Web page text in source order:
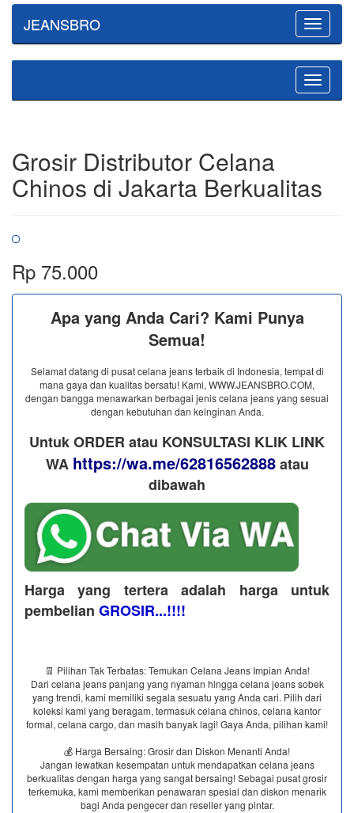
Toggle
JEANSBRO
Toggle
Grosir Distributor Celana
Chinos di Jakarta Berkualitas
Rp 75.000
Apa yang Anda Cari? Kami Punya
Semua!
Selamat datang di pusat celana jeans terbaik di Indonesia, tempat di
mana gaya dan kualitas bersatu! Kami, WWW.JEANSBRO.COM,
dengan bangga menawarkan berbagai jenis celana jeans yang sesuai
dengan kebutuhan dan keinginan Anda.
Untuk ORDER atau KONSULTASI KLIK LINK
WA https://wa.me/62816562888​ atau
dibawah
Harga yang tertera adalah harga untuk
pembelian GROSIR...!!!!
👖 Pilihan Tak Terbatas: Temukan Celana Jeans Impian Anda!
Dari celana jeans panjang yang nyaman hingga celana jeans sobek
yang trendi, kami memiliki segala sesuatu yang Anda cari. Pilih dari
koleksi kami yang beragam, termasuk celana chinos, celana kantor
formal, celana cargo, dan masih banyak lagi! Gaya Anda, pilihan kami!
💰 Harga Bersaing: Grosir dan Diskon Menanti Anda!
Jangan lewatkan kesempatan untuk mendapatkan celana jeans
berkualitas dengan harga yang sangat bersaing! Sebagai pusat grosir
terkemuka, kami memberikan penawaran spesial dan diskon menarik
bagi Anda pengecer dan reseller yang pintar.